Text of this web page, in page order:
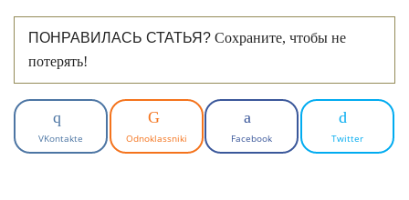
ПОНРАВИЛАСЬ СТАТЬЯ? Сохраните, чтобы не
потерять!
VKontakte Odnoklassniki Facebook Twitter